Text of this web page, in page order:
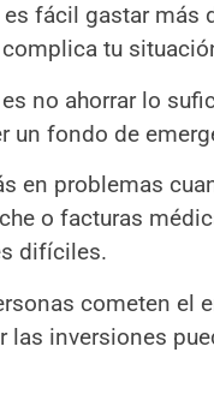
fácil gastar más
tu
no ahorrar lo
un fondo de
en problemas
o facturas
difíciles.
cometen el
las inversiones